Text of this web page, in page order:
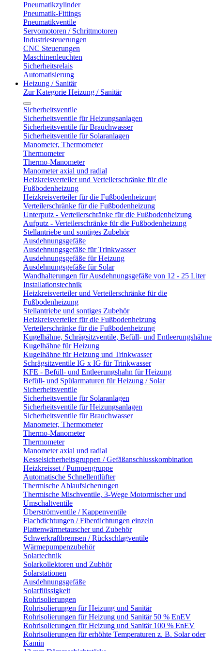
Pneumatikzylinder
Pneumatik-Fittings
Pneumatikventile
Servomotoren / Schrittmotoren
Industriesteuerungen
CNC Steuerungen
Maschinenleuchten
Sicherheitsrelais
Automatisierung
Heizung / Sanitär
Zur Kategorie Heizung / Sanitär
Sicherheitsventile
Sicherheitsventile für Heizungsanlagen
Sicherheitsventile für Brauchwasser
Sicherheitsventile für Solaranlagen
Manometer, Thermometer
Thermometer
Thermo-Manometer
Manometer axial und radial
Heizkreisverteiler und Verteilerschränke für die
Fußbodenheizung
Heizkreisverteiler für die Fußbodenheizung
Verteilerschränke für die Fußbodenheizung
Unterputz - Verteilerschränke für die Fußbodenheizung
Aufputz - Verteilerschränke für die Fußbodenheizung
Stellantriebe und sontiges Zubehör
Ausdehnungsgefäße
Ausdehnungsgefäße für Trinkwasser
Ausdehnungsgefäße für Heizung
Ausdehnungsgefäße für Solar
Wandhalterungen für Ausdehnungsgefäße von 12 - 25 Liter
Installationstechnik
Heizkreisverteiler und Verteilerschränke für die
Fußbodenheizung
Stellantriebe und sontiges Zubehör
Heizkreisverteiler für die Fußbodenheizung
Verteilerschränke für die Fußbodenheizung
Kugelhähne, Schrägsitzventile, Befüll- und Entleerungshähne
Kugelhähne für Heizung
Kugelhähne für Heizung und Trinkwasser
Schrägsitzventile IG x IG für Trinkwasser
KFE - Befüll- und Entleerungshahn für Heizung
Befüll- und Spülarmaturen für Heizung / Solar
Sicherheitsventile
Sicherheitsventile für Solaranlagen
Sicherheitsventile für Heizungsanlagen
Sicherheitsventile für Brauchwasser
Manometer, Thermometer
Thermo-Manometer
Thermometer
Manometer axial und radial
Kesselsicherheitsgruppen / Gefäßanschlusskombination
Heizkreisset / Pumpengruppe
Automatische Schnellentlüfter
Thermische Ablaufsicherungen
Thermische Mischventile, 3-Wege Motormischer und
Umschaltventile
Überströmventile / Kappenventile
Flachdichtungen / Fiberdichtungen einzeln
Plattenwärmetauscher und Zubehör
Schwerkraftbremsen / Rückschlagventile
Wärmepumpenzubehör
Solartechnik
Solarkollektoren und Zubhör
Solarstationen
Ausdehnungsgefäße
Solarflüssigkeit
Rohrisolierungen
Rohrisolierungen für Heizung und Sanitär
Rohrisolierungen für Heizung und Sanitär 50 % EnEV
Rohrisolierungen für Heizung und Sanitär 100 % EnEV
Rohrisolierungen für erhöhte Temperaturen z. B. Solar oder
Kamin